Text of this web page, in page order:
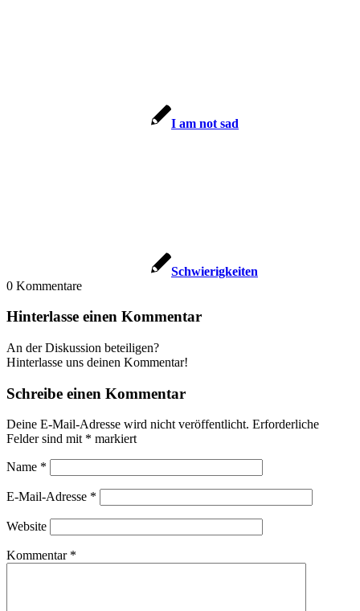
I am not sad
Schwie­rig­kei­ten
0 Kommentare
Hinterlasse einen Kommentar
An der Diskussion beteiligen?
Hinterlasse uns deinen Kommentar!
Schreibe einen Kommentar
Deine E-Mail-Adresse wird nicht veröffentlicht. Erforderliche
Felder sind mit * markiert
Name *
E-Mail-Adresse *
Website
Kommentar *